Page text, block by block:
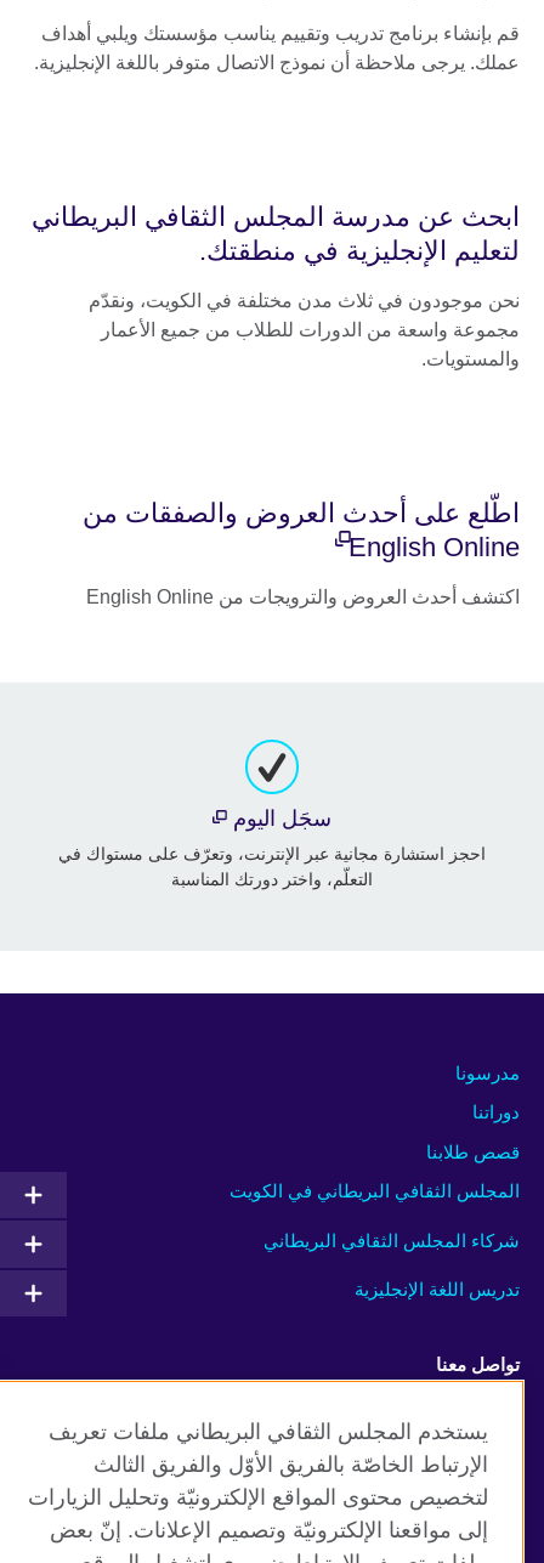
قم بإنشاء برنامج تدريب وتقييم يناسب مؤسستك ويلبي أهداف
عملك. يرجى ملاحظة أن نموذج الاتصال متوفر باللغة الإنجليزية.
ابحث عن مدرسة المجلس الثقافي البريطاني
لتعليم الإنجليزية في منطقتك.
نحن موجودون في ثلاث مدن مختلفة في الكويت، ونقدّم
مجموعة واسعة من الدورات للطلاب من جميع الأعمار
والمستويات.
اطّلع على أحدث العروض والصفقات من
English Online
اكتشف أحدث العروض والترويجات من English Online
سجَل اليوم
احجز استشارة مجانية عبر الإنترنت، وتعرّف على مستواك في
التعلّم، واختر دورتك المناسبة
مدرسونا
دوراتنا
قصص طلابنا
المجلس الثقافي البريطاني في الكويت
شركاء المجلس الثقافي البريطاني
تدريس اللغة الإنجليزية
تواصل معنا
Facebook Instagram
Twitter TikTok
يستخدم المجلس الثقافي البريطاني ملفات تعريف
الإرتباط الخاصّة بالفريق الأوّل والفريق الثالث
لتخصيص محتوى المواقع الإلكترونيّة وتحليل الزيارات
إلى مواقعنا الإلكترونيّة وتصميم الإعلانات. إنّ بعض